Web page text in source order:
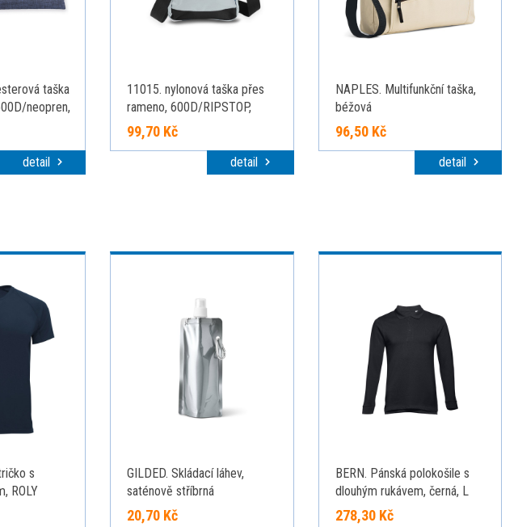
taška
neopren,
detail
11015. nylonová taška přes
rameno, 600D/RIPSTOP,
světle šedá
99,70 Kč
detail
NAPLES. Multifunkční taška,
béžová
96,50 Kč
detail
s
ROLY
2XL
GILDED. Skládací láhev,
saténově stříbrná
20,70 Kč
BERN. Pánská polokošile s
dlouhým rukávem, černá, L
278,30 Kč